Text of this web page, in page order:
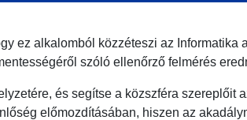
ez alkalomból közzéteszi az Informatika
szóló ellenőrző felmérés
és segítse a közszféra szereplőit
előmozdításában, hiszen az